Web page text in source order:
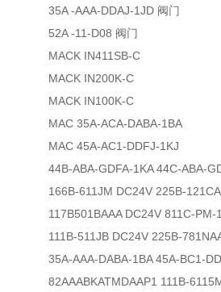
35A -AAA-DDAJ-1JD 阀门
52A -11-D08 阀门
MACK IN411SB-C
MACK IN200K-C
MACK IN100K-C
MAC 35A-ACA-DABA-1BA
MAC 45A-AC1-DDFJ-1KJ
44B-ABA-GDFA-1KA 44C-ABA-
166B-611JM DC24V 225B-
117B501BAAA DC24V 811C-
111B-511JB DC24V 225B-
35A-AAA-DABA-1BA 45A-BC1-
82AAABKATMDAAP1 111B-